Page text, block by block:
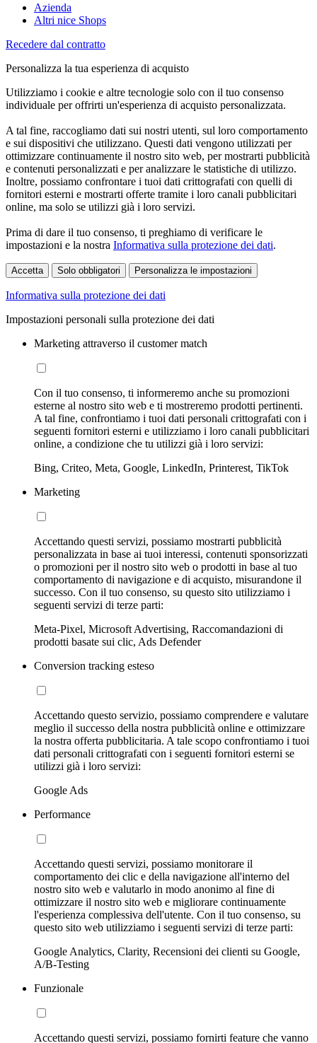
Azienda
Altri nice Shops
Recedere dal contratto
Personalizza la tua esperienza di acquisto
Utilizziamo i cookie e altre tecnologie solo con il tuo consenso
individuale per offrirti un'esperienza di acquisto personalizzata.
A tal fine, raccogliamo dati sui nostri utenti, sul loro comportamento
e sui dispositivi che utilizzano. Questi dati vengono utilizzati per
ottimizzare continuamente il nostro sito web, per mostrarti pubblicità
e contenuti personalizzati e per analizzare le statistiche di utilizzo.
Inoltre, possiamo confrontare i tuoi dati crittografati con quelli di
fornitori esterni e mostrarti offerte tramite i loro canali pubblicitari
online, ma solo se utilizzi già i loro servizi.
Prima di dare il tuo consenso, ti preghiamo di verificare le
impostazioni e la nostra Informativa sulla protezione dei dati.
Accetta Solo obbligatori Personalizza le impostazioni
Informativa sulla protezione dei dati
Impostazioni personali sulla protezione dei dati
Marketing attraverso il customer match
Con il tuo consenso, ti informeremo anche su promozioni
esterne al nostro sito web e ti mostreremo prodotti pertinenti.
A tal fine, confrontiamo i tuoi dati personali crittografati con i
seguenti fornitori esterni e utilizziamo i loro canali pubblicitari
online, a condizione che tu utilizzi già i loro servizi:
Bing, Criteo, Meta, Google, LinkedIn, Printerest, TikTok
Marketing
Accettando questi servizi, possiamo mostrarti pubblicità
personalizzata in base ai tuoi interessi, contenuti sponsorizzati
o promozioni per il nostro sito web o prodotti in base al tuo
comportamento di navigazione e di acquisto, misurandone il
successo. Con il tuo consenso, su questo sito utilizziamo i
seguenti servizi di terze parti:
Meta-Pixel, Microsoft Advertising, Raccomandazioni di
prodotti basate sui clic, Ads Defender
Conversion tracking esteso
Accettando questo servizio, possiamo comprendere e valutare
meglio il successo della nostra pubblicità online e ottimizzare
la nostra offerta pubblicitaria. A tale scopo confrontiamo i tuoi
dati personali crittografati con i seguenti fornitori esterni se
utilizzi già i loro servizi:
Google Ads
Performance
Accettando questi servizi, possiamo monitorare il
comportamento dei clic e della navigazione all'interno del
nostro sito web e valutarlo in modo anonimo al fine di
ottimizzare il nostro sito web e migliorare continuamente
l'esperienza complessiva dell'utente. Con il tuo consenso, su
questo sito web utilizziamo i seguenti servizi di terze parti:
Google Analytics, Clarity, Recensioni dei clienti su Google,
A/B-Testing
Funzionale
Accettando questi servizi, possiamo fornirti feature che vanno